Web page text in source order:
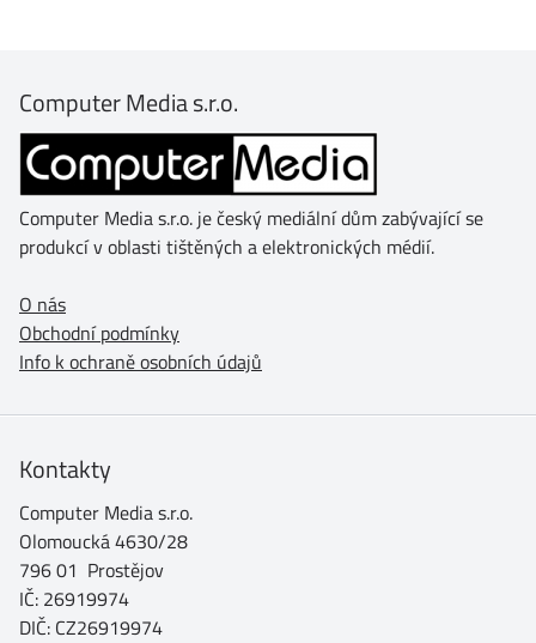
Computer Media s.r.o.
Computer Media s.r.o. je český mediální dům zabývající se
produkcí v oblasti tištěných a elektronických médií.
O nás
Obchodní podmínky
Info k ochraně osobních údajů
Kontakty
Computer Media s.r.o.
Olomoucká 4630/28
796 01 Prostějov
IČ: 26919974
DIČ: CZ26919974